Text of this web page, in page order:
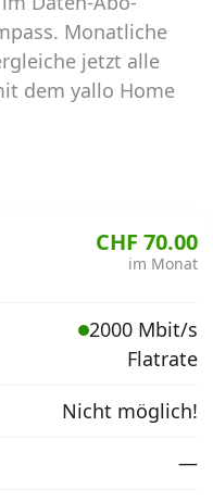
und Smart
Abo
oder
Monatliche
jetzt alle
dem yallo Home
CHF 70.00
im Monat
2000 Mbit/s
Flatrate
Nicht möglich!
—